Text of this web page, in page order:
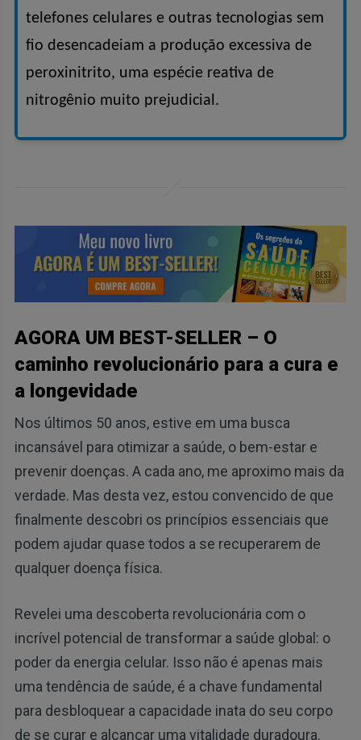
telefones celulares e outras tecnologias sem
fio desencadeiam a produção excessiva de
peroxinitrito, uma espécie reativa de
nitrogênio muito prejudicial.
AGORA UM BEST-SELLER – O
caminho revolucionário para a cura e
a longevidade
Nos últimos 50 anos, estive em uma busca
incansável para otimizar a saúde, o bem-estar e
prevenir doenças. A cada ano, me aproximo mais da
verdade. Mas desta vez, estou convencido de que
finalmente descobri os princípios essenciais que
podem ajudar quase todos a se recuperarem de
qualquer doença física.
Revelei uma descoberta revolucionária com o
incrível potencial de transformar a saúde global: o
poder da energia celular. Isso não é apenas mais
uma tendência de saúde, é a chave fundamental
para desbloquear a capacidade inata do seu corpo
de se curar e alcançar uma vitalidade duradoura.